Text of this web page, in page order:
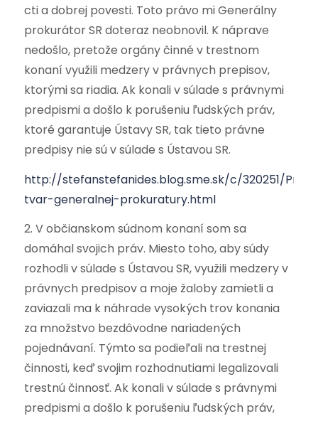
cti a dobrej povesti. Toto právo mi Generálny
prokurátor SR doteraz neobnovil. K náprave
nedošlo, pretože orgány činné v trestnom
konaní využili medzery v právnych prepisov,
ktorými sa riadia. Ak konali v súlade s právnymi
predpismi a došlo k porušeniu ľudských práv,
ktoré garantuje Ústavy SR, tak tieto právne
predpisy nie sú v súlade s Ústavou SR.
http://stefanstefanides.blog.sme.sk/c/320251/
tvar-generalnej-prokuratury.html
2. V občianskom súdnom konaní som sa
domáhal svojich práv. Miesto toho, aby súdy
rozhodli v súlade s Ústavou SR, využili medzery v
právnych predpisov a moje žaloby zamietli a
zaviazali ma k náhrade vysokých trov konania
za množstvo bezdôvodne nariadených
pojednávaní. Týmto sa podieľali na trestnej
činnosti, keď svojim rozhodnutiami legalizovali
trestnú činnosť. Ak konali v súlade s právnymi
predpismi a došlo k porušeniu ľudských práv,